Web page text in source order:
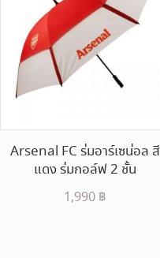
Arsenal FC ร่มอาร์เซน่อล สี
แดง ร่มกอล์ฟ 2 ชั้น
1,990 ฿